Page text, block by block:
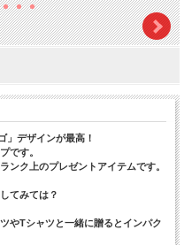
」デザインが最高！
です。
ンク上のプレゼントアイテムです。
てみては？
やTシャツと一緒に贈るとインパク